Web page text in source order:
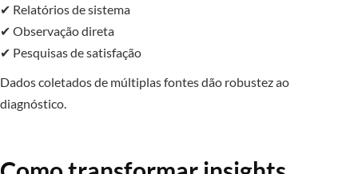
✔ Relatórios de sistema
✔ Observação direta
✔ Pesquisas de satisfação
Dados coletados de múltiplas fontes dão robustez ao
diagnóstico.